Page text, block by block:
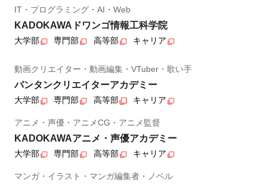
IT・プログラミング・AI・Web
KADOKAWAドワンゴ情報工科学院
大学部 専門部 高等部 キャリア
動画クリエイター・動画編集・VTuber・歌い手
バンタンクリエイターアカデミー
大学部 専門部 高等部 キャリア
アニメ・声優・アニメCG・アニメ監督
KADOKAWAアニメ・声優アカデミー
大学部 専門部 高等部 キャリア
マンガ・イラスト・マンガ編集者・ノベル